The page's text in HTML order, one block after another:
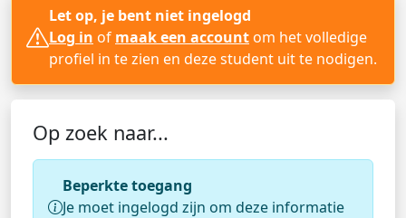
Let op, je bent niet ingelogd
Log in of maak een account om het volledige
profiel in te zien en deze student uit te nodigen.
Op zoek naar...
Beperkte toegang
Je moet ingelogd zijn om deze informatie